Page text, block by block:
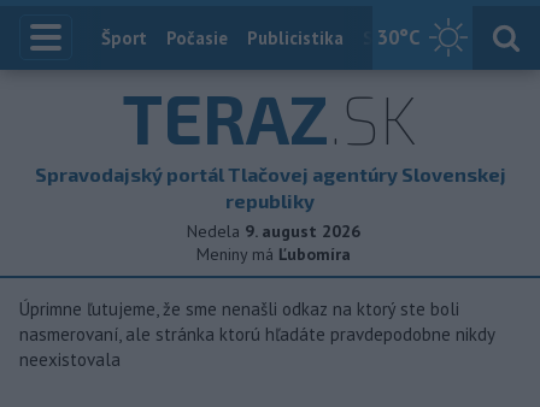
30°C
Index
Šport Počasie Publicistika Slovensko
TERAZ.SK
Spravodajský portál Tlačovej agentúry Slovenskej
republiky
Nedela 9. august 2026
Meniny má Ľubomíra
Úprimne ľutujeme, že sme nenašli odkaz na ktorý ste boli
nasmerovaní, ale stránka ktorú hľadáte pravdepodobne nikdy
neexistovala